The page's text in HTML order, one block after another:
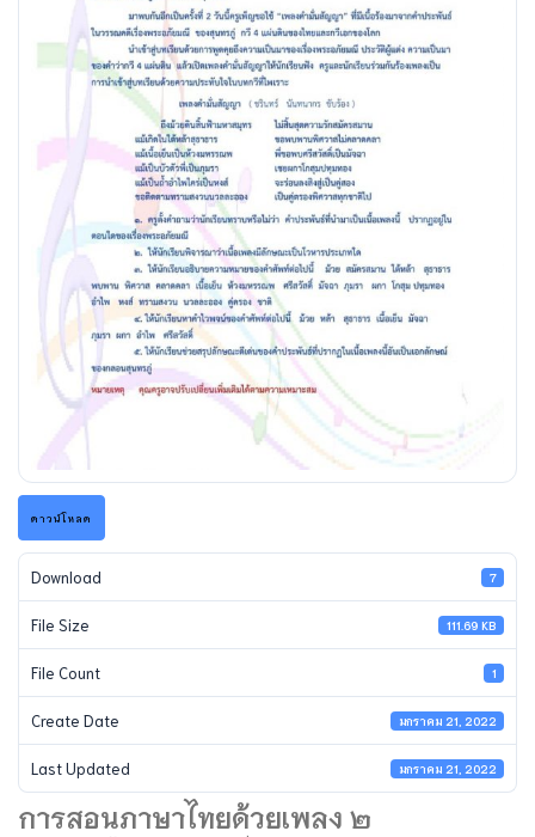
ดาวน์โหลด
Download 7
File Size 111.69 KB
File Count 1
Create Date มกราคม 21, 2022
Last Updated มกราคม 21, 2022
การสอนภาษาไทยด้วยเพลง ๒